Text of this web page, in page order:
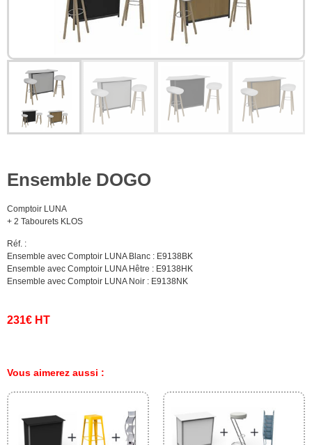
Ensemble DOGO
Comptoir LUNA
+ 2 Tabourets KLOS
Réf. :
Ensemble avec Comptoir LUNA Blanc : E9138BK
Ensemble avec Comptoir LUNA Hêtre : E9138HK
Ensemble avec Comptoir LUNA Noir : E9138NK
231€ HT
Vous aimerez aussi :